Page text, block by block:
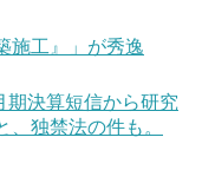
施工』」が秀逸
期決算短信から研究
独禁法の件も。